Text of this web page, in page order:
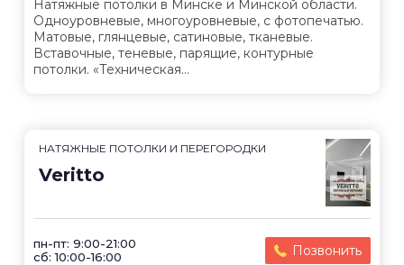
Натяжные потолки в Минске и Минской области.
Одноуровневые, многоуровневые, с фотопечатью.
Матовые, глянцевые, сатиновые, тканевые.
Вставочные, теневые, парящие, контурные
потолки. «Техническая...
НАТЯЖНЫЕ ПОТОЛКИ И ПЕРЕГОРОДКИ
Veritto
пн-пт: 9:00-21:00
сб: 10:00-16:00
Позвонить